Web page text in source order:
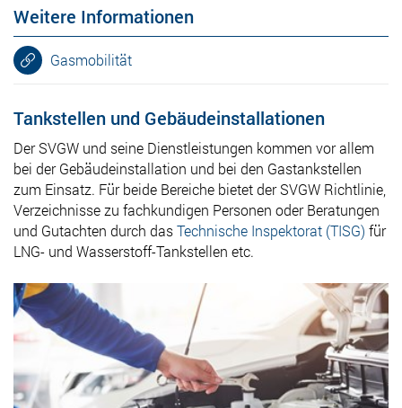
Weitere Informationen
Gasmobilität
Tankstellen und Gebäudeinstallationen
Der SVGW und seine Dienstleistungen kommen vor allem
bei der Gebäudeinstallation und bei den Gastankstellen
zum Einsatz. Für beide Bereiche bietet der SVGW Richtlinie,
Verzeichnisse zu fachkundigen Personen oder Beratungen
und Gutachten durch dasTechnische Inspektorat (TISG) für
LNG- und Wasserstoff-Tankstellen etc.